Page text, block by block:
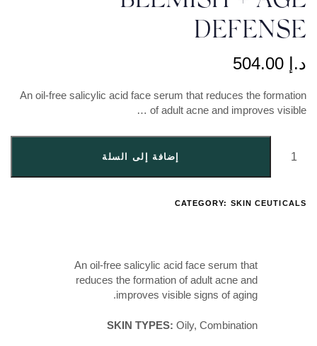
An oil-free salicylic acid face
إلى السلة
An oil-free
reduces the